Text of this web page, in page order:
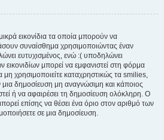
εικονίδια τα οποία μπορούν να
συναίσθημα χρησιμοποιώντας έναν
ευτυχισμένος, ενώ :( υποδηλώνει
μπορεί να εμφανιστεί στη φόρμα
χρησιμοποιείτε καταχρηστικώς τα smilies,
δημοσίευση μη αναγνώσιμη και κάποιος
ή να αφαιρέσει τη δημοσίευση ολόκληρη. Ο
επίσης να θέσει ένα όριο στον αριθμό των
σε μια δημοσίευση.